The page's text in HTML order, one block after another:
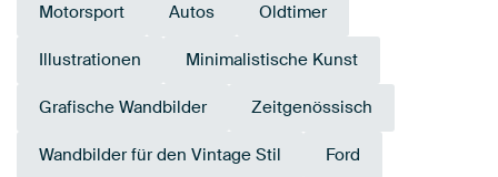
Motorsport Autos Oldtimer
Illustrationen Minimalistische Kunst
Grafische Wandbilder Zeitgenössisch
Wandbilder für den Vintage Stil Ford